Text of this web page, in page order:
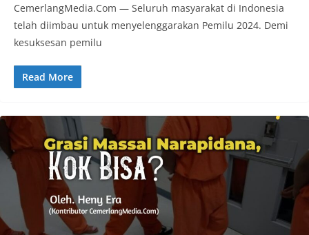
CemerlangMedia.Com — Seluruh masyarakat di Indonesia
telah diimbau untuk menyelenggarakan Pemilu 2024. Demi
kesuksesan pemilu
Read More